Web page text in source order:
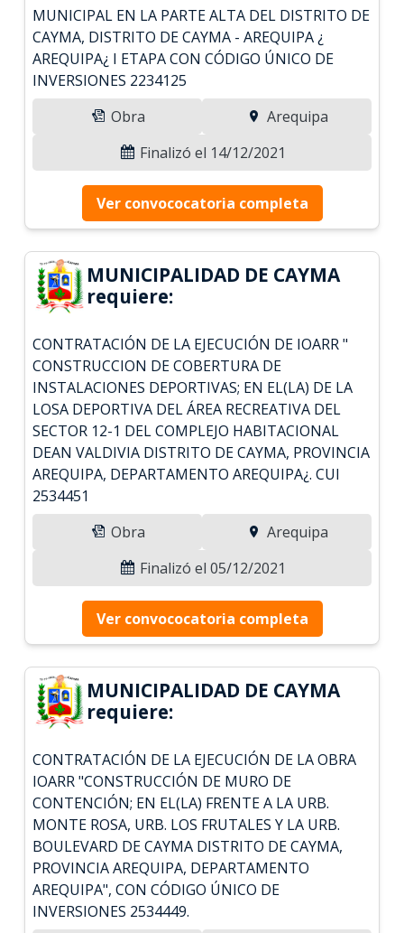
MUNICIPAL EN LA PARTE ALTA DEL DISTRITO DE
CAYMA, DISTRITO DE CAYMA - AREQUIPA ¿
AREQUIPA¿ I ETAPA CON CÓDIGO ÚNICO DE
INVERSIONES 2234125
Obra
Arequipa
Finalizó el 14/12/2021
Ver convococatoria completa
MUNICIPALIDAD DE CAYMA
requiere:
CONTRATACIÓN DE LA EJECUCIÓN DE IOARR "
CONSTRUCCION DE COBERTURA DE
INSTALACIONES DEPORTIVAS; EN EL(LA) DE LA
LOSA DEPORTIVA DEL ÁREA RECREATIVA DEL
SECTOR 12-1 DEL COMPLEJO HABITACIONAL
DEAN VALDIVIA DISTRITO DE CAYMA, PROVINCIA
AREQUIPA, DEPARTAMENTO AREQUIPA¿. CUI
2534451
Obra
Arequipa
Finalizó el 05/12/2021
Ver convococatoria completa
MUNICIPALIDAD DE CAYMA
requiere:
CONTRATACIÓN DE LA EJECUCIÓN DE LA OBRA
IOARR "CONSTRUCCIÓN DE MURO DE
CONTENCIÓN; EN EL(LA) FRENTE A LA URB.
MONTE ROSA, URB. LOS FRUTALES Y LA URB.
BOULEVARD DE CAYMA DISTRITO DE CAYMA,
PROVINCIA AREQUIPA, DEPARTAMENTO
AREQUIPA", CON CÓDIGO ÚNICO DE
INVERSIONES 2534449.